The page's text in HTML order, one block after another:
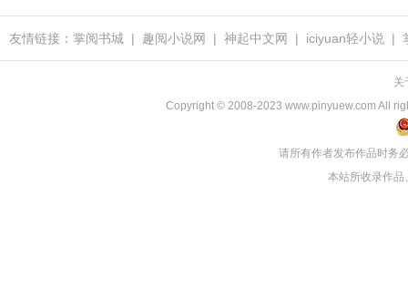
友情链接： 掌阅书城 | 趣阅小说网 | 神起中文网 | iciyuan轻小说 |
关
Copyright © 2008-2023 www.pinyuew.com All
请所有作者发布作品时务
本站所收录作品